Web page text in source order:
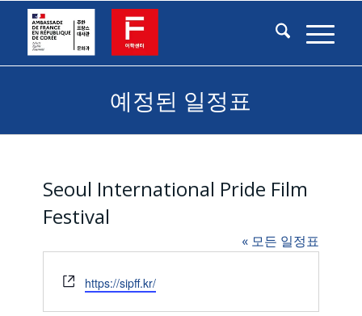
예정된 일정표
Seoul International Pride Film
Festival
« 모든 일정표
Website
https://sipff.kr/